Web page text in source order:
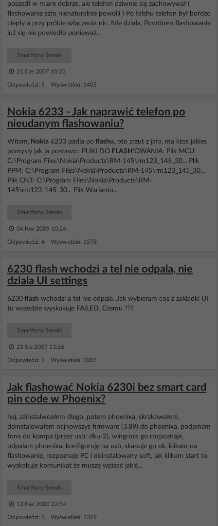
poszedł w miare dobrze, ale telefon dziwnie się zachowywał (
flashowanie szło nienaturalnie powolii ) Po falshu telefon był bordzo
ciepły a przy próbie włączenia nic. NIe działa. Powtóren flashowanie
już się nie powiodło ponieważ...
Smartfony Serwis
21 Cze 2007 10:23
Odpowiedzi: 5 Wyświetleń: 1405
Nokia 6233 - Jak naprawić telefon po
nieudanym flashowaniu?
Witam, Nokia 6233 padla po flashu, oto zrzut z jafa, ma ktos jakies
pomysly jak ja postawic: PLIKI DO FLASH 'OWANIA: Plik MCU:
C:\Program Files\Nokia\Products\RM-145\rm123_145_30... Plik
PPM: C:\Program Files\Nokia\Products\RM-145\rm123_145_30...
Plik CNT: C:\Program Files\Nokia\Products\RM-
145\rm123_145_30... Plik Wariantu...
Smartfony Serwis
04 Kwi 2009 10:24
Odpowiedzi: 4 Wyświetleń: 1578
6230 flash wchodzi a tel nie odpala, nie
dziala UI settings
6230 flash wchodzi a tel nie odpala. Jak wybieram cos z zakladki UI
to wszedzie wyskakuje FAILED. Czemu ???
Smartfony Serwis
23 Sie 2007 13:26
Odpowiedzi: 3 Wyświetleń: 1005
Jak flashować Nokia 6230i bez smart card
pin code w Phoenix?
hej, zainstalwoałem diego, potem phoenixa, skrakowałem,
doinstalowałem najnowszys firmware (3.89) do phoenixa, podpinam
fona do kompa (przez usb: dku-2), wingroza go rozpoznaje,
odpalam phoenixa, konfiguruję na usb, skanuje go ok, klikam na
flashowanie, rozpoznaje PC i doinstalowany soft, jak klikam start to
wyskakuje komunikat że muszę wpisać jakiś...
Smartfony Serwis
13 Kwi 2008 22:54
Odpowiedzi: 1 Wyświetleń: 1329